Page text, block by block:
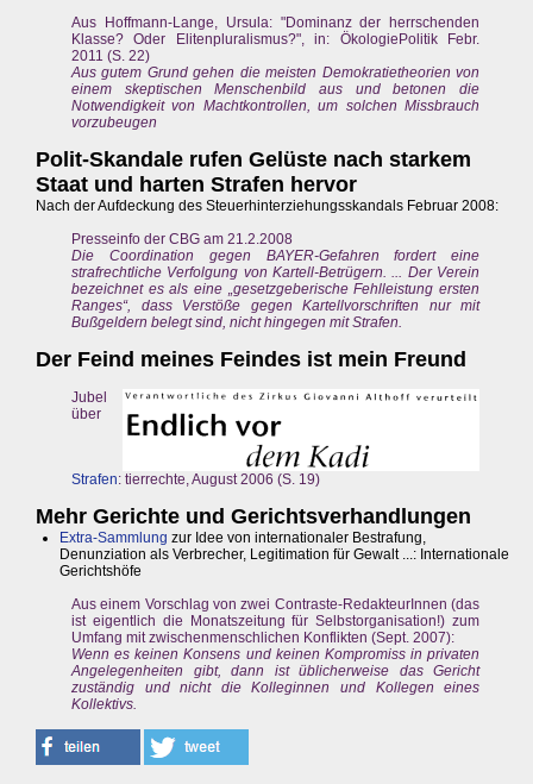
Aus Hoffmann-Lange, Ursula: "Dominanz der herrschenden
Klasse? Oder Elitenpluralismus?", in: ÖkologiePolitik Febr.
2011 (S. 22)
Aus gutem Grund gehen die meisten Demokratietheorien von
einem skeptischen Menschenbild aus und betonen die
Notwendigkeit von Machtkontrollen, um solchen Missbrauch
vorzubeugen
Polit-Skandale rufen Gelüste nach starkem
Staat und harten Strafen hervor
Nach der Aufdeckung des Steuerhinterziehungsskandals Februar 2008:
Presseinfo der CBG am 21.2.2008
Die Coordination gegen BAYER-Gefahren fordert eine
strafrechtliche Verfolgung von Kartell-Betrügern. ... Der Verein
bezeichnet es als eine „gesetzgeberische Fehlleistung ersten
Ranges“, dass Verstöße gegen Kartellvorschriften nur mit
Bußgeldern belegt sind, nicht hingegen mit Strafen.
Der Feind meines Feindes ist mein Freund
Jubel
über
Strafen: tierrechte, August 2006 (S. 19)
Mehr Gerichte und Gerichtsverhandlungen
Extra-Sammlung zur Idee von internationaler Bestrafung,
Denunziation als Verbrecher, Legitimation für Gewalt ...: Internationale
Gerichtshöfe
Aus einem Vorschlag von zwei Contraste-RedakteurInnen (das
ist eigentlich die Monatszeitung für Selbstorganisation!) zum
Umfang mit zwischenmenschlichen Konflikten (Sept. 2007):
Wenn es keinen Konsens und keinen Kompromiss in privaten
Angelegenheiten gibt, dann ist üblicherweise das Gericht
zuständig und nicht die Kolleginnen und Kollegen eines
Kollektivs.